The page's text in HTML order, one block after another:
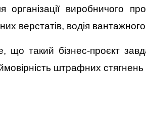
організації виробничого
верстатів, водія
що такий бізнес-проєкт
штрафних стягнень